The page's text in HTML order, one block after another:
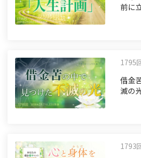
前に
1795
借金
滅の
1793